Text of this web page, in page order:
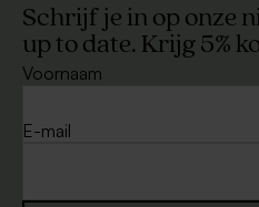
Schrijf je in op onze
up to date. Krijg 5%
Voornaam
E-mail